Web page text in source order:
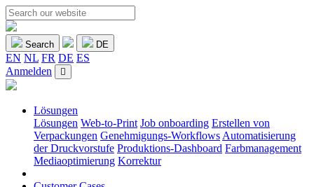
Search DE
EN NL FR DE ES
Anmelden
Lösungen
Lösungen Web-to-Print Job onboarding Erstellen von
Verpackungen Genehmigungs-Workflows Automatisierung
der Druckvorstufe Produktions-Dashboard Farbmanagement
Mediaoptimierung Korrektur